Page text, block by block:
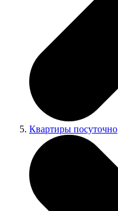
Квартиры посуточно